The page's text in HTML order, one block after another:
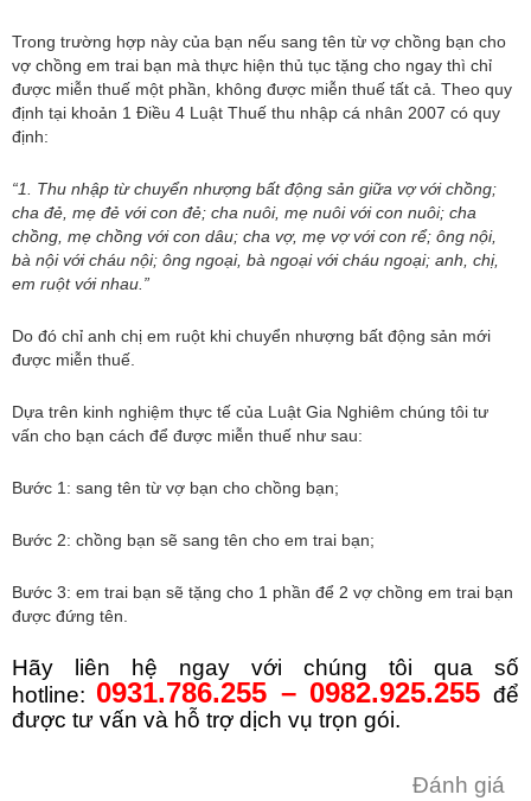
Trong trường hợp này của bạn nếu sang tên từ vợ chồng bạn cho
vợ chồng em trai bạn mà thực hiện thủ tục tặng cho ngay thì chỉ
được miễn thuế một phần, không được miễn thuế tất cả. Theo quy
định tại khoản 1 Điều 4 Luật Thuế thu nhập cá nhân 2007 có quy
định:
“1. Thu nhập từ chuyển nhượng bất động sản giữa vợ với chồng;
cha đẻ, mẹ đẻ với con đẻ; cha nuôi, mẹ nuôi với con nuôi; cha
chồng, mẹ chồng với con dâu; cha vợ, mẹ vợ với con rể; ông nội,
bà nội với cháu nội; ông ngoại, bà ngoại với cháu ngoại; anh, chị,
em ruột với nhau.”
Do đó chỉ anh chị em ruột khi chuyển nhượng bất động sản mới
được miễn thuế.
Dựa trên kinh nghiệm thực tế của Luật Gia Nghiêm chúng tôi tư
vấn cho bạn cách để được miễn thuế như sau:
Bước 1: sang tên từ vợ bạn cho chồng bạn;
Bước 2: chồng bạn sẽ sang tên cho em trai bạn;
Bước 3: em trai bạn sẽ tặng cho 1 phần để 2 vợ chồng em trai bạn
được đứng tên.
Hãy liên hệ ngay với chúng tôi qua số
hotline: 0931.786.255 – 0982.925.255 để
được tư vấn và hỗ trợ dịch vụ trọn gói.
Đánh giá